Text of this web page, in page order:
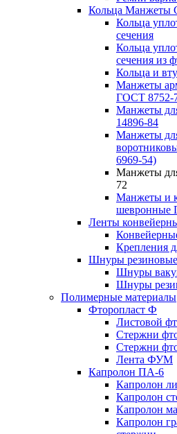
Кольца Манжеты
Кольца
сечения
Кольца
сечения из
Кольца и
Манжеты
ГОСТ 8752-
Манжеты
14896-84
Манжеты
6969-54)
Манжеты
72
Манжеты и
шевронные
Ленты
Крепления
Шнуры резиновые
Шнуры
Шнуры
Полимерные материалы
Фторопласт Ф
Листовой
Стержни
Стержни
Лента ФУМ
Капролон ПА-6
Капролон
Капролон
Капролон
Капролон